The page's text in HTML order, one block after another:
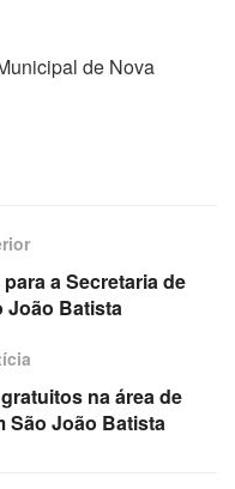
de Nova
a Secretaria de
João Batista
na área de
São João Batista